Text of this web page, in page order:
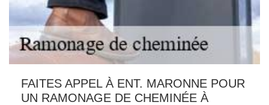
FAITES APPEL À ENT. MARONNE POUR
UN RAMONAGE DE CHEMINÉE À